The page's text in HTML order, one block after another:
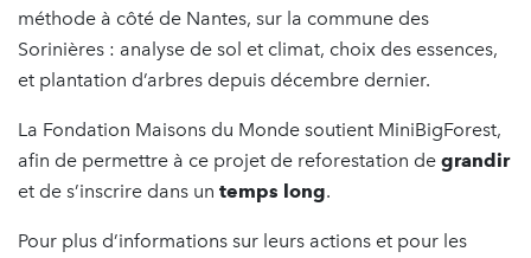
méthode à côté de Nantes, sur la commune des
Sorinières : analyse de sol et climat, choix des essences,
et plantation d’arbres depuis décembre dernier.
La Fondation Maisons du Monde soutient MiniBigForest,
afin de permettre à ce projet de reforestation de grandir
et de s’inscrire dans un temps long.
Pour plus d’informations sur leurs actions et pour les